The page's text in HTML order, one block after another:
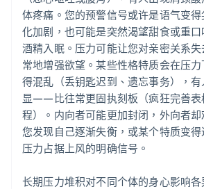
体疼痛。您的预警信号或许是语气变
化加剧，也可能是突然渴望甜食或重
酒精入眠。压力可能让您对亲密关系
常地增强欲望。某些性格特质会在压
得混乱（丢钥匙迟到、遗忘事务），有
显——比往常更固执刻板（疯狂完善表
程）。内向者可能更加封闭，外向者
您发现自己逐渐失衡，或某个特质变
压力占据上风的明确信号。
长期压力堆积对不同个体的身心影响